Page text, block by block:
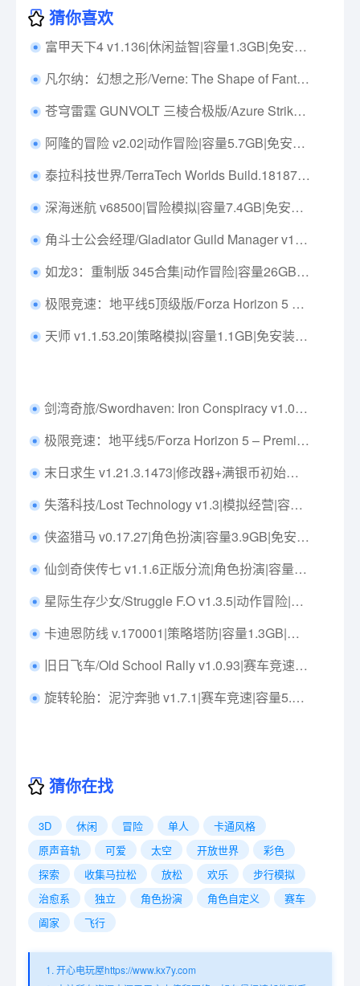
猜你喜欢
富甲天下4 v1.136|休闲益智|容量1.3GB|免安装绿色中文版|支持键盘.鼠标
凡尔纳：幻想之形/Verne: The Shape of Fantasy Build.15657188|动作冒险|容量2.7GB|免安装绿色中文版|支持键盘.鼠标
苍穹雷霆 GUNVOLT 三棱合极版/Azure Striker Gunvolt Trilogy Enhanced Build.19427506|动作冒险|容量7.9G|免安装绿色中文版|支持键盘.鼠标.手柄
阿隆的冒险 v2.02|动作冒险|容量5.7GB|免安装绿色中文版|支持键盘.鼠标.手柄
泰拉科技世界/TerraTech Worlds Build.18187954|策略模拟|容量8.4GB|免安装绿色中文版|支持键盘.鼠标.手柄
深海迷航 v68500|冒险模拟|容量7.4GB|免安装绿色中文版|支持键盘.鼠标.手柄
角斗士公会经理/Gladiator Guild Manager v1.043|策略模拟|容量3.6G|免安装绿色中文版|支持键盘.鼠标
如龙3：重制版 345合集|动作冒险|容量26GB|中文免安装|支持键盘.鼠标.手柄
极限竞速：地平线5顶级版/Forza Horizon 5 – Premium Edition v1.687.302|体育竞速|容量180.9G|免安装绿色中文版|支持键盘.鼠标.手柄
天师 v1.1.53.20|策略模拟|容量1.1GB|免安装绿色中文版|支持键盘.鼠标
剑湾奇旅/Swordhaven: Iron Conspiracy v1.0.7|角色扮演|容量14.2GB|免安装绿色中文版|支持键盘.鼠标.手柄
极限竞速：地平线5/Forza Horizon 5 – Premium Edition v1.667.430顶级版|赛车竞速|容量175.6GB|免安装绿色中文版|支持键盘.鼠标.手柄
末日求生 v1.21.3.1473|修改器+满银币初始存档|策略模拟|容量3.1GB|免安装绿色中文版|支持键盘.鼠标.手柄
失落科技/Lost Technology v1.3|模拟经营|容量762MB|免安装绿色中文版|支持键盘.鼠标
侠盗猎马 v0.17.27|角色扮演|容量3.9GB|免安装绿色中文版|支持键盘.鼠标.手柄
仙剑奇侠传七 v1.1.6正版分流|角色扮演|容量65GB|免安装绿色中文版|支持键盘.鼠标.手柄
星际生存少女/Struggle F.O v1.3.5|动作冒险|容量5.9GB|免安装绿色中文版|支持键盘.鼠标.手柄
卡迪恩防线 v.170001|策略塔防|容量1.3GB|免安装绿色中文版|支持键盘.鼠标
旧日飞车/Old School Rally v1.0.93|赛车竞速|容量585MB|免安装绿色中文版|支持键盘.鼠标.手柄
旋转轮胎：泥泞奔驰 v1.7.1|赛车竞速|容量5.5GB|免安装绿色中文版|支持键盘.鼠标
猜你在找
3D 休闲 冒险 单人
卡通风格
原声音轨
可爱 太空 开放世界
彩色
探索
收集马拉松 放松 欢乐
步行模拟
治愈系
独立 角色扮演 角色自定义
赛车
阖家
飞行
1. 开心电玩屋https://www.kx7y.com